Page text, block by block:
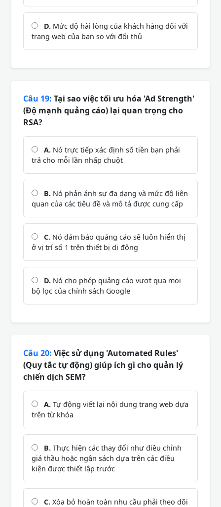
D. Mức độ hài lòng của khách hàng đối với
trang web của bạn so với đối thủ
Câu 19: Tại sao việc tối ưu hóa 'Ad Strength'
(Độ mạnh quảng cáo) lại quan trọng cho
RSA?
A. Nó trực tiếp xác định số tiền bạn phải
trả cho mỗi lần nhấp chuột
B. Nó phản ánh sự đa dạng và mức độ liên
quan của các tiêu đề và mô tả được cung cấp
C. Nó đảm bảo quảng cáo sẽ luôn hiển thị
ở vị trí số 1 trên thiết bị di động
D. Nó cho phép quảng cáo vượt qua mọi
bộ lọc của chính sách Google
Câu 20: Việc sử dụng 'Automated Rules'
(Quy tắc tự động) giúp ích gì cho quản lý
chiến dịch SEM?
A. Tự động viết lại nội dung trang web dựa
trên từ khóa
B. Thực hiện các thay đổi như điều chỉnh
giá thầu hoặc ngân sách dựa trên các điều
kiện được thiết lập trước
C. Xóa bỏ hoàn toàn nhu cầu phải theo dõi